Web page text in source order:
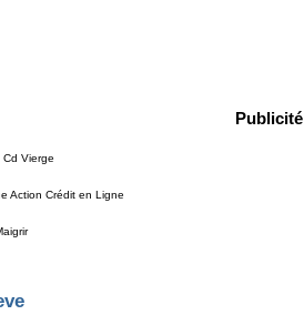
Publicité
Vierge
Action Crédit en Ligne